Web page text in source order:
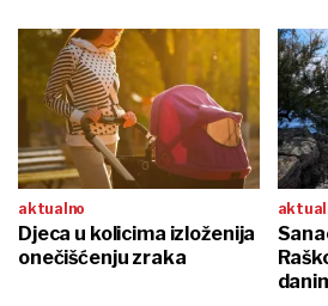
aktualno
Djeca u kolicima izloženija
onečišćenju zraka